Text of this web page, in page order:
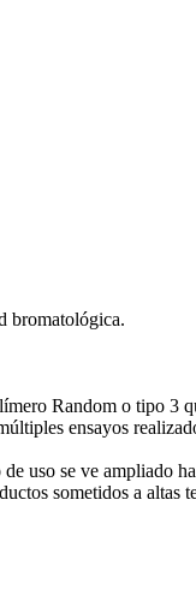
bromatológica.
Random o tipo 3
ensayos
se ve ampliado
sometidos a altas